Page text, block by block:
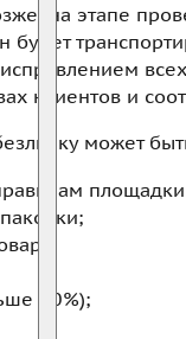
на этапе
клиентов и
может
70%);